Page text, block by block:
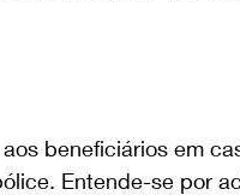
beneficiários em
Entende-se por